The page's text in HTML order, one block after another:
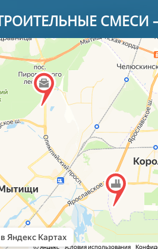
СМЕСИ